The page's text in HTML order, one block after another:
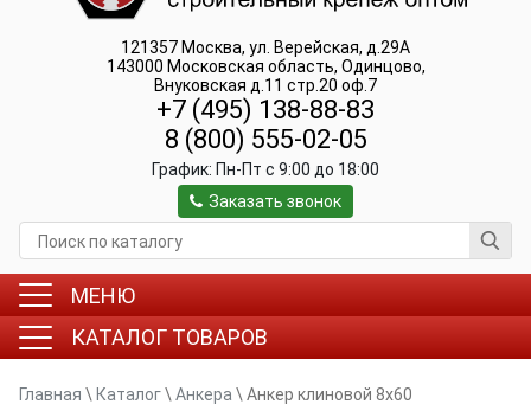
121357 Москва, ул. Верейская, д.29А
143000 Московская область, Одинцово,
Внуковская д.11 стр.20 оф.7
+7 (495) 138-88-83
8 (800) 555-02-05
График: Пн-Пт c 9:00 до 18:00
Заказать звонок
МЕНЮ
КАТАЛОГ ТОВАРОВ
Главная \ Каталог\ Анкера \ Анкер клиновой 8x60